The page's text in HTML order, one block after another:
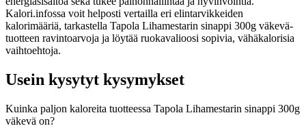
Kalori.infossa voit helposti vertailla eri elintarvikkeiden
kalorimääriä, tarkastella Tapola Lihamestarin sinappi 300g väkevä-
tuotteen ravintoarvoja ja löytää ruokavalioosi sopivia, vähäkalorisia
vaihtoehtoja.
Usein kysytyt kysymykset
Kuinka paljon kaloreita tuotteessa Tapola Lihamestarin sinappi 300g
väkevä on?